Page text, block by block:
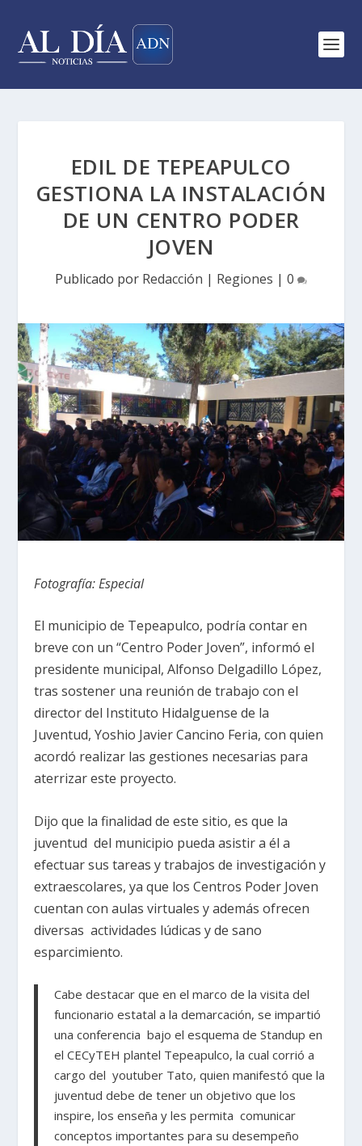
EDIL DE TEPEAPULCO
GESTIONA LA INSTALACIÓN
DE UN CENTRO PODER
JOVEN
Publicado por Redacción | Regiones | 0
Fotografía: Especial
El municipio de Tepeapulco, podría contar en
breve con un “Centro Poder Joven”, informó el
presidente municipal, Alfonso Delgadillo López,
tras sostener una reunión de trabajo con el
director del Instituto Hidalguense de la
Juventud, Yoshio Javier Cancino Feria, con quien
acordó realizar las gestiones necesarias para
aterrizar este proyecto.
Dijo que la finalidad de este sitio, es que la
juventud del municipio pueda asistir a él a
efectuar sus tareas y trabajos de investigación y
extraescolares, ya que los Centros Poder Joven
cuentan con aulas virtuales y además ofrecen
diversas actividades lúdicas y de sano
esparcimiento.
Cabe destacar que en el marco de la visita del
funcionario estatal a la demarcación, se impartió
una conferencia bajo el esquema de Standup en
el CECyTEH plantel Tepeapulco, la cual corrió a
cargo del youtuber Tato, quien manifestó que la
juventud debe de tener un objetivo que los
inspire, los enseña y les permita comunicar
conceptos importantes para su desempeño